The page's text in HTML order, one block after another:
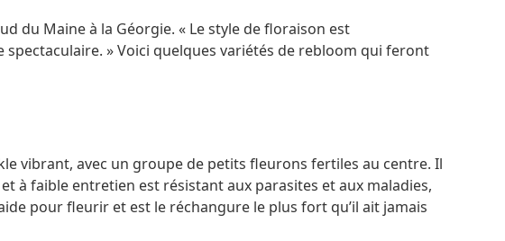
du Maine à la Géorgie. « Le style de floraison est
» Voici quelques variétés de rebloom qui feront
vibrant, avec un groupe de petits fleurons fertiles au centre. Il
à faible entretien est résistant aux parasites et aux maladies,
pour fleurir et est le réchangure le plus fort qu’il ait jamais